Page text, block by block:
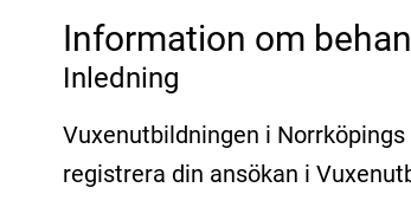
Information om
Inledning
Vuxenutbildningen i
registrera din ansökan i